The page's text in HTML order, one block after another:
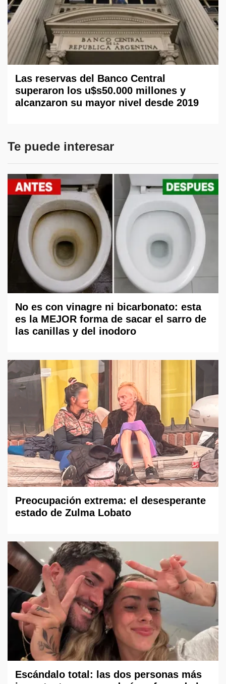
Las reservas del Banco Central
superaron los u$s50.000 millones y
alcanzaron su mayor nivel desde 2019
Te puede interesar
No es con vinagre ni bicarbonato: esta
es la MEJOR forma de sacar el sarro de
las canillas y del inodoro
Preocupación extrema: el desesperante
estado de Zulma Lobato
Escándalo total: las dos personas más